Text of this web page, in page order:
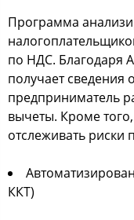
Программа
по НДС. Благодаря
получает сведения
предприниматель
вычеты. Кроме
отслеживать риски
ККТ)